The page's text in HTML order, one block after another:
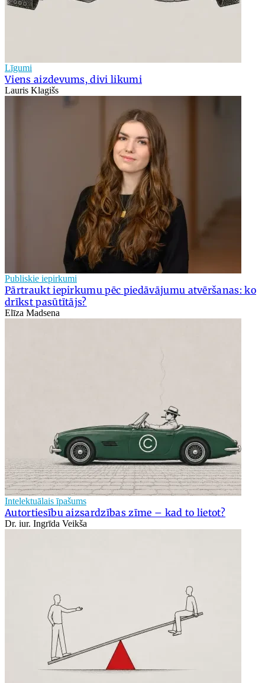
Līgumi
Viens aizdevums, divi likumi
Lauris Klagišs
Publiskie iepirkumi
Pārtraukt iepirkumu pēc piedāvājumu atvēršanas: ko
drīkst pasūtītājs?
Elīza Madsena
Intelektuālais īpašums
Autortiesību aizsardzības zīme – kad to lietot?
Dr. iur. Ingrīda Veikša